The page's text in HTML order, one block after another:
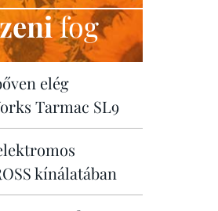
fog
elég
Tarmac SL9
kínálatában